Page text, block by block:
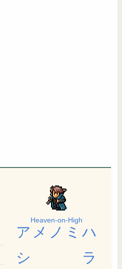
アメノミハ
シラ
Heaven-on-High